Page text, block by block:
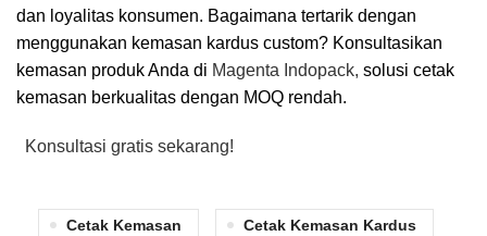
dan loyalitas konsumen. Bagaimana tertarik dengan
menggunakan kemasan kardus custom? Konsultasikan
kemasan produk Anda di Magenta Indopack, solusi cetak
kemasan berkualitas dengan MOQ rendah.
Konsultasi gratis sekarang!
Cetak Kemasan Cetak Kemasan Kardus